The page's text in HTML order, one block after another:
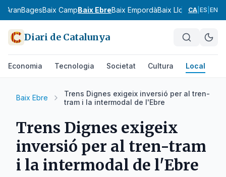
AranBagesBaix CampBaix EbreBaix EmpordàBaix LlobregatBaix
CA ES EN
Diari de Catalunya
Economia Tecnologia Societat Cultura Local
Baix Ebre
Trens Dignes exigeix inversió per al tren-
tram i la intermodal de l'Ebre
Trens Dignes exigeix
inversió per al tren-tram
i la intermodal de l'Ebre